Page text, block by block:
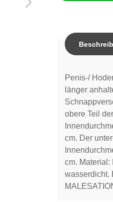
Penis-/
länger
obere Teil
cm. Der
cm. Material:
wasserdicht.